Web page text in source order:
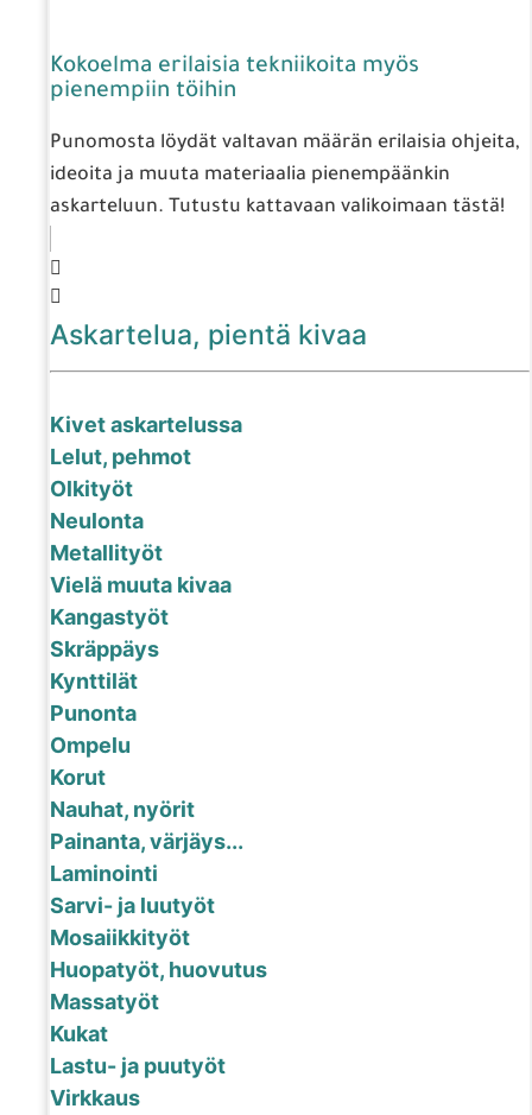
Kokoelma erilaisia tekniikoita myös
pienempiin töihin
Punomosta löydät valtavan määrän erilaisia ohjeita,
ideoita ja muuta materiaalia pienempäänkin
askarteluun. Tutustu kattavaan valikoimaan tästä!
Askartelua, pientä kivaa
Kivet askartelussa
Lelut, pehmot
Olkityöt
Neulonta
Metallityöt
Vielä muuta kivaa
Kangastyöt
Skräppäys
Kynttilät
Punonta
Ompelu
Korut
Nauhat, nyörit
Painanta, värjäys...
Laminointi
Sarvi- ja luutyöt
Mosaiikkityöt
Huopatyöt, huovutus
Massatyöt
Kukat
Lastu- ja puutyöt
Virkkaus